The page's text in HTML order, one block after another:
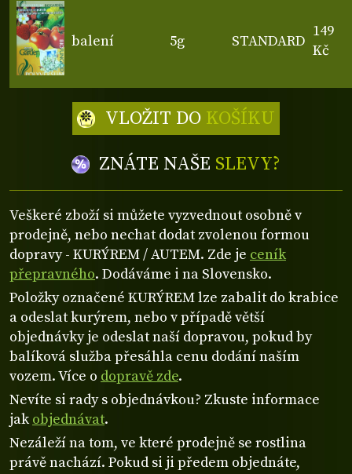
balení 5g STANDARD
149
Kč
ZNÁTE NAŠE SLEVY?
VLOŽIT DO KOŠÍKU
Veškeré zboží si můžete vyzvednout osobně v
prodejně, nebo nechat dodat zvolenou formou
dopravy - KURÝREM / AUTEM. Zde je ceník
přepravného. Dodáváme i na Slovensko.
Položky označené KURÝREM lze zabalit do krabice
a odeslat kurýrem, nebo v případě větší
objednávky je odeslat naší dopravou, pokud by
balíková služba přesáhla cenu dodání naším
vozem. Více o dopravě zde.
Nevíte si rady s objednávkou? Zkuste informace
jakobjednávat.
Nezáleží na tom, ve které prodejně se rostlina
právě nachází. Pokud si ji předem objednáte,